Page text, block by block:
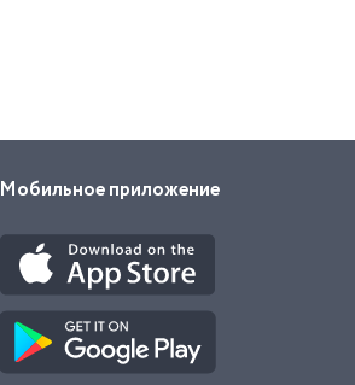
Мобильное приложение